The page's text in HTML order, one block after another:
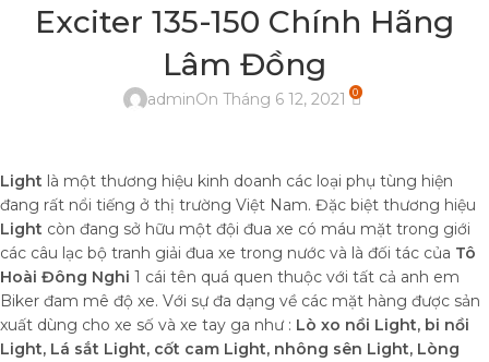
Exciter 135-150 Chính Hãng
Lâm Đồng
adminOn Tháng 6 12, 2021 0
Light là một thương hiệu kinh doanh các loại phụ tùng hiện
đang rất nổi tiếng ở thị trường Việt Nam. Đặc biệt thương hiệu
Light còn đang sở hữu một đội đua xe có máu mặt trong giới
các câu lạc bộ tranh giải đua xe trong nước và là đối tác của Tô
Hoài Đông Nghi 1 cái tên quá quen thuộc với tất cả anh em
Biker đam mê độ xe. Với sự đa dạng về các mặt hàng được sản
xuất dùng cho xe số và xe tay ga như : Lò xo nồi Light, bi nồi
Light, Lá sắt Light, cốt cam Light, nhông sên Light, Lòng